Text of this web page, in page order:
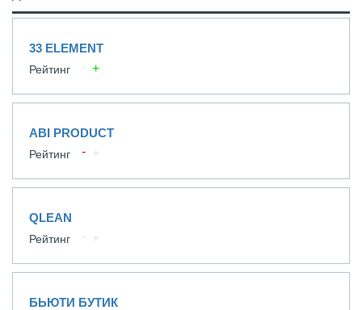
33 ELEMENT
Рейтинг
ABI PRODUCT
Рейтинг
QLEAN
Рейтинг
БЬЮТИ БУТИК